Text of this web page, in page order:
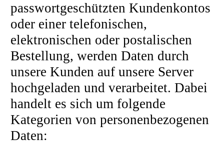
passwortgeschützten Kundenkontos
oder einer telefonischen,
elektronischen oder postalischen
Bestellung, werden Daten durch
unsere Kunden auf unsere Server
hochgeladen und verarbeitet. Dabei
handelt es sich um folgende
Kategorien von personenbezogenen
Daten: